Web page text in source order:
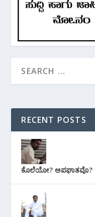
RECENT POSTS
ಕೊಲೆಯೋ? ಅಪಘಾತವೊ?